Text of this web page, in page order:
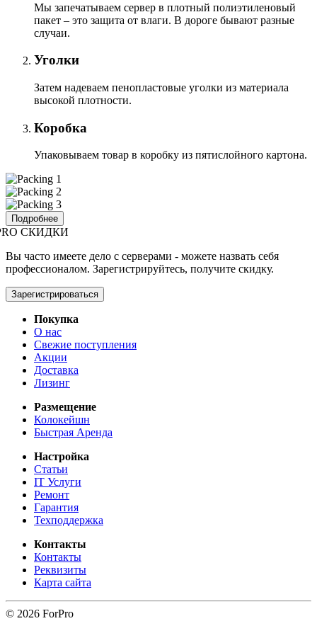
Мы запечатываем сервер в плотный полиэтиленовый
пакет – это защита от влаги. В дороге бывают разные
случаи.
Уголки
Затем надеваем пенопластовые уголки из материала
высокой плотности.
Коробка
Упаковываем товар в коробку из пятислойного картона.
Подробнее
СКИДКИ
Вы часто имеете дело с серверами - можете назвать себя
профессионалом. Зарегистрируйтесь, получите скидку.
Зарегистрироваться
Покупка
О нас
Свежие поступления
Акции
Доставка
Лизинг
Размещение
Колокейшн
Быстрая Аренда
Настройка
Статьи
IT Услуги
Ремонт
Гарантия
Техподдержка
Контакты
Контакты
Реквизиты
Карта сайта
© 2026 ForPro